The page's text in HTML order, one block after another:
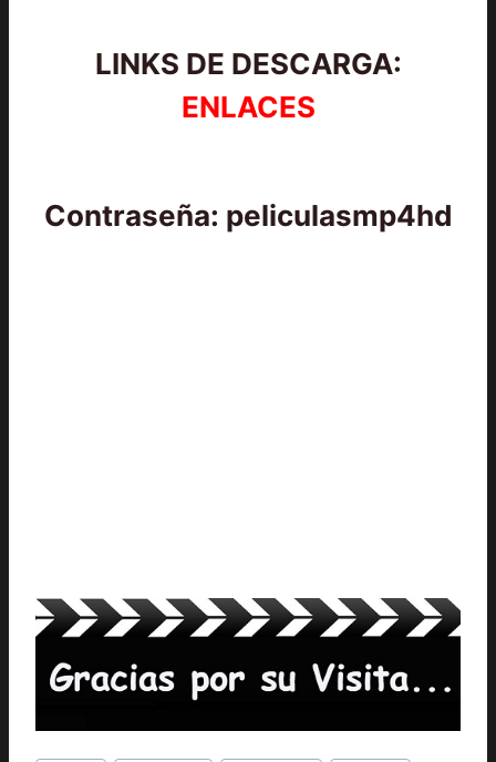
LINKS DE DESCARGA:
ENLACES
Contraseña: peliculasmp4hd